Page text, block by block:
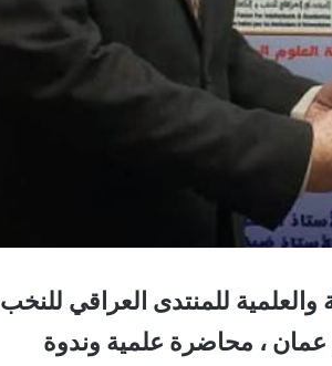
للمنتدى العراقي للنخب
السبت15 شباط في عمان ، محاضرة علمية وندوة